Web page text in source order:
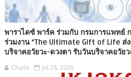
พาราไดซ์ พาร์ค ร่วมกับ กรมการแพทย์
ร่วมงาน “The Ultimate Gift of Life ส่
บริจาคอวัยวะ-ดวงตา รับวันบริจาคอวัยว
Chada Jul 28, 2026